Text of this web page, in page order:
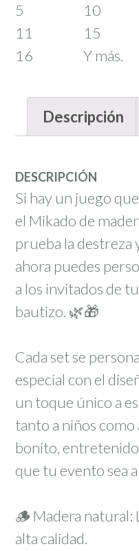
5
10
11
15
16
Y más.
Descripción
DESCRIPCIÓN
Si hay un juego
el Mikado de
prueba la destreza
ahora puedes
a los invitados de
bautizo. 🌿🎁
Cada set se
especial con el
un toque único a
tanto a niños como
bonito,
que tu evento sea
🪵 Madera natural:
alta calidad.